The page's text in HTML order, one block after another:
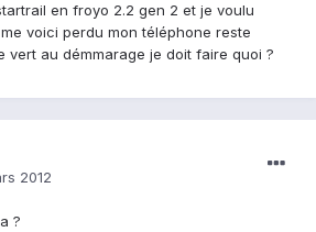
en froyo 2.2 gen 2 et je voulu
voici perdu mon téléphone reste
vert au démmarage je doit faire quoi ?
2012
?